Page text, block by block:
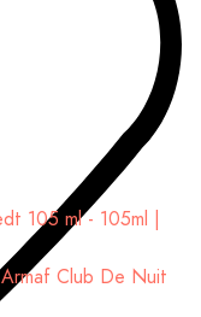
Armaf Club De Nuit